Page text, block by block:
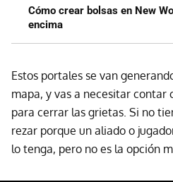
Cómo crear bolsas en New
encima
Estos portales se van
mapa, y vas a necesitar contar
para cerrar las grietas. Si no
rezar porque un aliado o
lo tenga, pero no es la opción